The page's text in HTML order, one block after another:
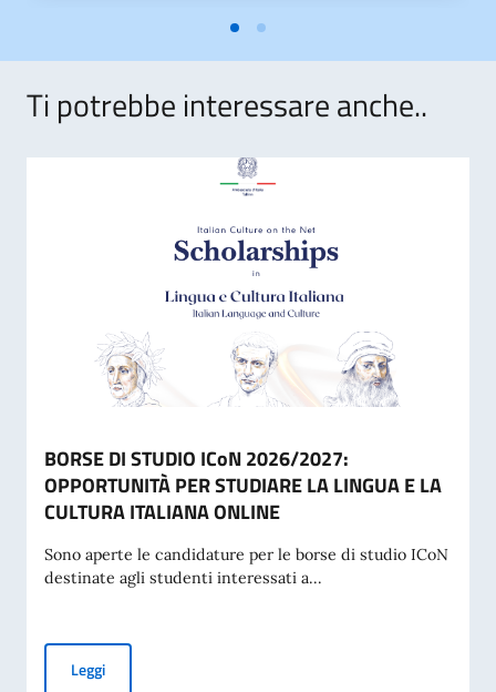
Ti potrebbe interessare anche..
BORSE DI STUDIO ICoN 2026/2027:
OPPORTUNITÀ PER STUDIARE LA LINGUA E LA
CULTURA ITALIANA ONLINE
Sono aperte le candidature per le borse di studio ICoN
destinate agli studenti interessati a...
LeggiBORSE DI STUDIO ICoN 2026/2027: OPPORTUNITÀ PER